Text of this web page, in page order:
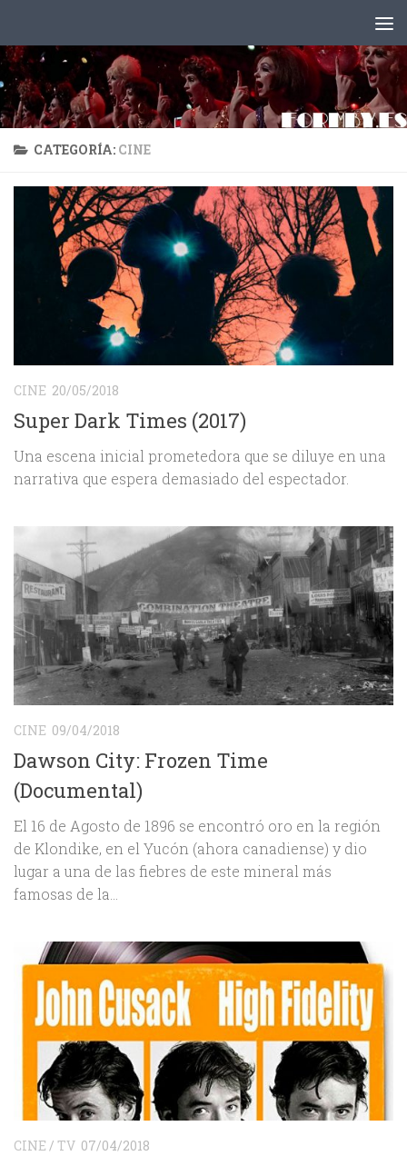
CATEGORÍA: CINE
CINE 20/05/2018
Super Dark Times (2017)
Una escena inicial prometedora que se diluye en una
narrativa que espera demasiado del espectador.
CINE 09/04/2018
Dawson City: Frozen Time
(Documental)
El 16 de Agosto de 1896 se encontró oro en la región
de Klondike, en el Yucón (ahora canadiense) y dio
lugar a una de las fiebres de este mineral más
famosas de la...
CINE / TV 07/04/2018